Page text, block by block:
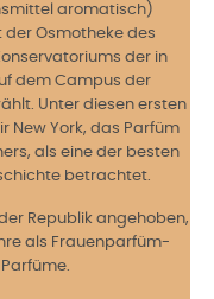
aromatisch)
der Osmotheke des
der in
dem Campus der
Unter diesen ersten
New York, das Parfüm
als eine der besten
betrachtet.
Republik angehoben,
als Frauenparfüm-